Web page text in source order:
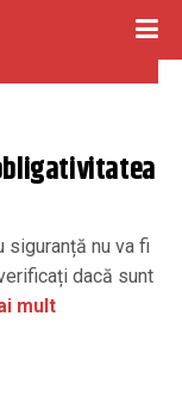
siguranță nu va fi
dacă sunt
mult